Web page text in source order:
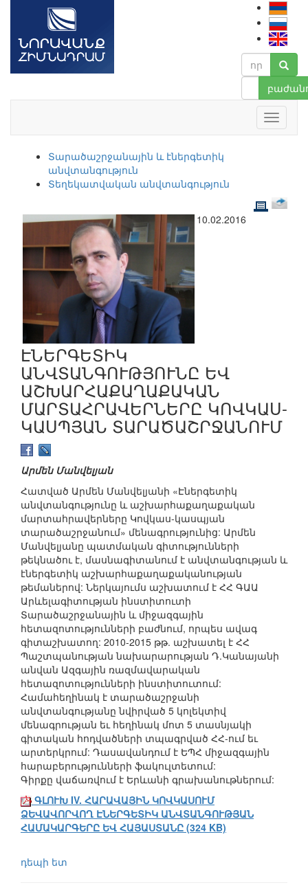
Տարածաշրջանային և էներգետիկ
անվտանգություն
Տեղեկատվական անվտանգություն
10.02.2016
ԷՆԵՐԳԵՏԻԿ
ԱՆՎՏԱՆԳՈՒԹՅՈՒՆԸ ԵՎ
ԱՇԽԱՐՀԱՔԱՂԱՔԱԿԱՆ
ՄԱՐՏԱՀՐԱՎԵՐՆԵՐԸ ԿՈՎԿԱՍ-
ԿԱՍՊՅԱՆ ՏԱՐԱԾԱՇՐՋԱՆՈՒՄ
Արմեն Մանվելյան
Հատված Արմեն Մանվելյանի «Էներգետիկ
անվտանգությունը և աշխարհաքաղաքական
մարտահրավերները Կովկաս-կասպյան
տարածաշրջանում» մենագրությունից: Արմեն
Մանվելյանը պատմական գիտությունների
թեկնածու է, մասնագիտանում է անվտանգության և
էներգետիկ աշխարհաքաղաքականության
թեմաներով: Ներկայումս աշխատում է ՀՀ ԳԱԱ
Արևելագիտության ինստիտուտի
Տարածաշրջանային և միջազգային
հետազոտությունների բաժնում, որպես ավագ
գիտաշխատող: 2010-2015 թթ. աշխատել է ՀՀ
Պաշտպանության նախարարության Դ.Կանայանի
անվան Ազգային ռազմավարական
հետազոտությունների ինստիտուտում:
Համահեղինակ է տարածաշրջանի
անվտանգությանը նվիրված 5 կոլեկտիվ
մենագրության եւ հեղինակ մոտ 5 տասնյակի
գիտական հոդվածների տպագրված ՀՀ-ում եւ
արտերկրում: Դասավանդում է ԵՊՀ միջազգային
հարաբերությունների ֆակուլտետում:
Գիրքը վաճառվում է Երևանի գրախանութներում:
ԳԼՈՒԽ IV. ՀԱՐԱՎԱՅԻՆ ԿՈՎԿԱՍՈՒՄ
ՁԵՎԱՎՈՐՎՈՂ ԷՆԵՐԳԵՏԻԿ ԱՆՎՏԱՆԳՈՒԹՅԱՆ
ՀԱՄԱԿԱՐԳԵՐԸ ԵՎ ՀԱՅԱՍՏԱՆԸ (324 KB)
դեպի ետ